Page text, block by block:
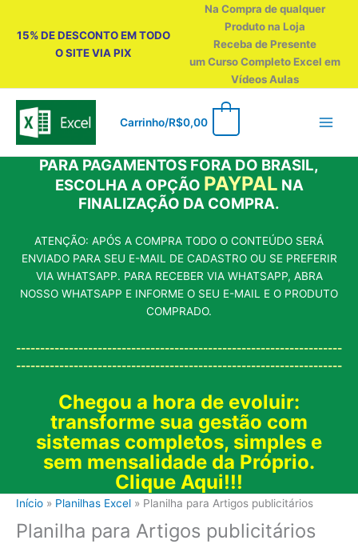
15% DE DESCONTO EM TODO
O SITE VIA PIX
Na Compra de qualquer
Produto na Loja
Receba de Presente
um Curso Completo Excel em
Vídeos Aulas
Carrinho/R$0,00
PARA PAGAMENTOS FORA DO BRASIL,
ESCOLHA A OPÇÃO PAYPAL NA
FINALIZAÇÃO DA COMPRA.
ATENÇÃO: APÓS A COMPRA TODO O CONTEÚDO SERÁ
ENVIADO PARA SEU E-MAIL DE CADASTRO OU SE PREFERIR
VIA WHATSAPP. PARA RECEBER VIA WHATSAPP, ABRA
NOSSO WHATSAPP E INFORME O SEU E-MAIL E O PRODUTO
COMPRADO.
--------------------------------------------------------------------
--------------------------------------------------------------------
Chegou a hora de evoluir:
transforme sua gestão com
sistemas completos, simples e
sem mensalidade da Próprio.
Clique Aqui!!!
Início Planilhas Excel Planilha para Artigos publicitários
Planilha para Artigos publicitários